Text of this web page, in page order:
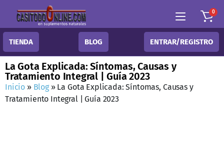
0
TIENDA BLOG ENTRAR/REGISTRO
La Gota Explicada: Síntomas, Causas y
Tratamiento Integral | Guía 2023
Inicio » Blog» La Gota Explicada: Síntomas, Causas y
Tratamiento Integral | Guía 2023